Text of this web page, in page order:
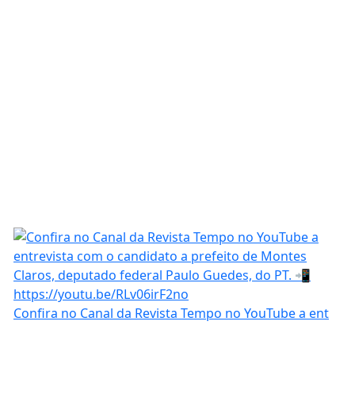
Confira no Canal da Revista Tempo no YouTube a ent